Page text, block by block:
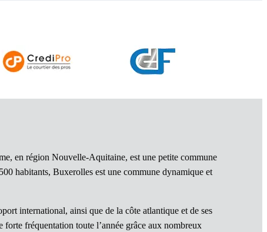
en région Nouvelle-Aquitaine, est une petite commune
habitants, Buxerolles est une commune dynamique et
international, ainsi que de la côte atlantique et de ses
fréquentation toute l’année grâce aux nombreux